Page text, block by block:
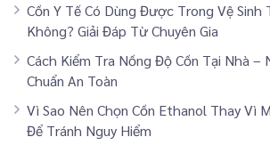
Cồn Y Tế Có Dùng Được Trong Vệ Sinh
Không? Giải Đáp Từ Chuyên Gia
Cách Kiểm Tra Nồng Độ Cồn Tại Nhà –
Chuẩn An Toàn
Vì Sao Nên Chọn Cồn Ethanol Thay Vì
Để Tránh Nguy Hiểm